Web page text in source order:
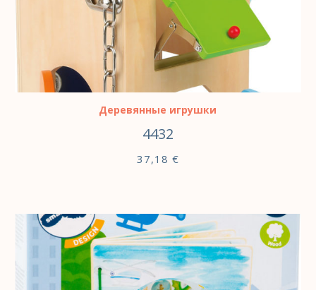
В КОРЗИНУ
Деревянные игрушки
4432
37,18 €